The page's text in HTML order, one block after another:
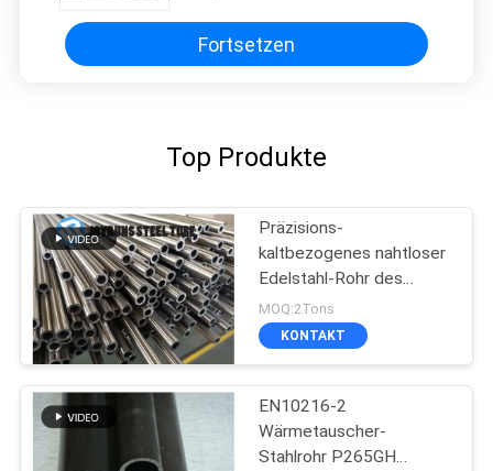
Fortsetzen
Top Produkte
Präzisions-
kaltbezogenes nahtloser
Edelstahl-Rohr des
Wärmetauscher-JIS3445
Stahldes rohr-STKM13A
MOQ:2Tons
KONTAKT
EN10216-2
Wärmetauscher-
Stahlrohr P265GH